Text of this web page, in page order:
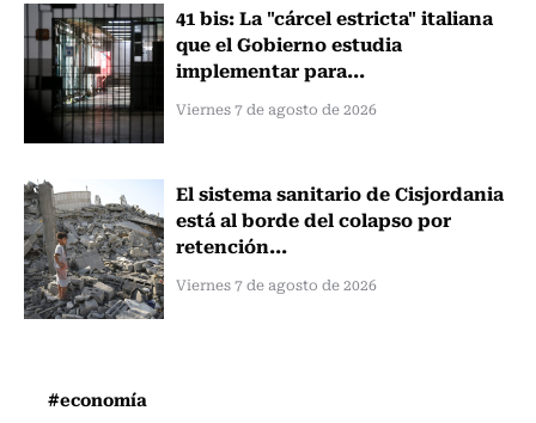
41 bis: La "cárcel estricta" italiana
que el Gobierno estudia
implementar para...
Viernes 7 de agosto de 2026
El sistema sanitario de Cisjordania
está al borde del colapso por
retención...
Viernes 7 de agosto de 2026
#economía